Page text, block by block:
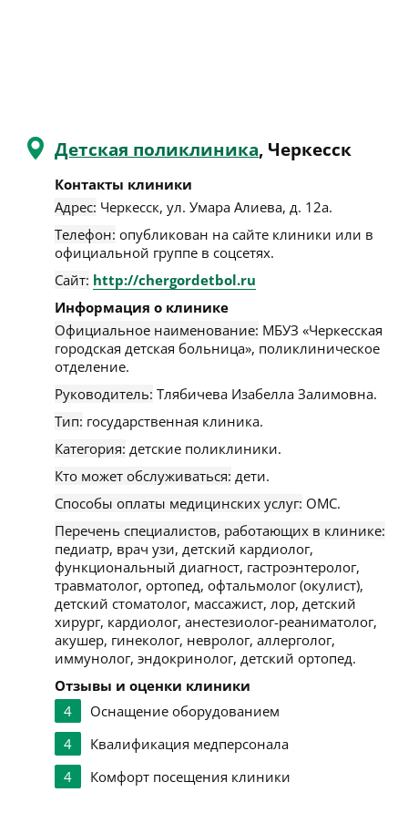
Детская поликлиника, Черкесск
Контакты клиники
Адрес: Черкесск, ул. Умара Алиева, д. 12а.
Телефон: опубликован на сайте клиники или в
официальной группе в соцсетях.
Сайт: http://chergordetbol.ru
Информация о клинике
Официальное наименование: МБУЗ «Черкесская
городская детская больница», поликлиническое
отделение.
Руководитель: Тлябичева Изабелла Залимовна.
Тип: государственная клиника.
Категория: детские поликлиники.
Кто может обслуживаться: дети.
Способы оплаты медицинских услуг: ОМС.
Перечень специалистов, работающих в клинике:
педиатр, врач узи, детский кардиолог,
функциональный диагност, гастроэнтеролог,
травматолог, ортопед, офтальмолог (окулист),
детский стоматолог, массажист, лор, детский
хирург, кардиолог, анестезиолог-реаниматолог,
акушер, гинеколог, невролог, аллерголог,
иммунолог, эндокринолог, детский ортопед.
Отзывы и оценки клиники
4
Оснащение оборудованием
4
Квалификация медперсонала
4
Комфорт посещения клиники